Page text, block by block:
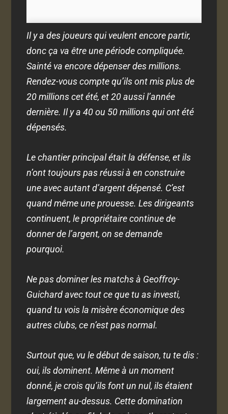
Il y a des joueurs qui veulent encore partir,
donc ça va être une période compliquée.
Sainté va encore dépenser des millions.
Rendez-vous compte qu’ils ont mis plus de
20 millions cet été, et 20 aussi l’année
dernière. Il y a 40 ou 50 millions qui ont été
dépensés.
Le chantier principal était la défense, et ils
n’ont toujours pas réussi à en construire
une avec autant d’argent dépensé. C’est
quand même une prouesse. Les dirigeants
continuent, le propriétaire continue de
donner de l’argent, on se demande
pourquoi.
Ne pas dominer les matchs à Geoffroy-
Guichard avec tout ce que tu as investi,
quand tu vois la misère économique des
autres clubs, ce n’est pas normal.
Surtout que, vu le début de saison, tu te dis :
oui, ils dominent. Même à un moment
donné, je crois qu’ils font un nul, ils étaient
largement au-dessus. Cette domination